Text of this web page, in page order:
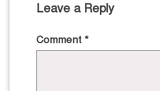
Leave a Reply
Comment *